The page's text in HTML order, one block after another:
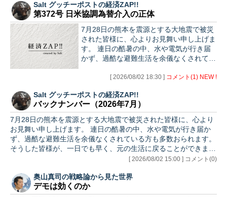
Salt グッチーポストの経済ZAP!!
第372号 日米協調為替介入の正体
7月28日の熊本を震源とする大地震で被災
された皆様に、心よりお見舞い申し上げま
す。 連日の酷暑の中、水や電気が行き届
かず、過酷な避難生活を余儀なくされてい
早く、元の生活に戻ることができますよ
[ 2026/08/02 18:30 ] コメント(1) NEW !
Salt グッチーポストの経済ZAP!!
バックナンバー（2026年7月）
7月28日の熊本を震源とする大地震で被災された皆様に、心より
お見舞い申し上げます。 連日の酷暑の中、水や電気が行き届か
ず、過酷な避難生活を余儀なくされている方も多数おられます。
そうした皆様が、一日でも早く、元の生活に戻ることができます
[ 2026/08/02 15:00 ] コメント(0)
奥山真司の戦略論から見た世界
デモは効くのか